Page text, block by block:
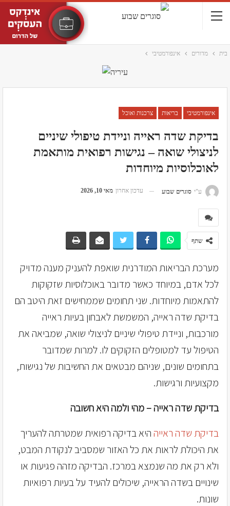
בית מדורים אינפורמטיבי
אינפורמטיבי בריאות צרכנות ואוכל
בדיקת שדה ראייה וניידת טיפולי שיניים
לניצולי שואה – נגישות רפואית מותאמת
לאוכלוסיות מיוחדות
ע"י סוגרים שבוע עדכון אחרון מאי 10, 2026
שתף
מערכת הבריאות המודרנית שואפת להעניק מענה מדויק
לכל אדם, במיוחד כאשר מדובר באוכלוסיות שזקוקות
להתאמות מיוחדות. שני תחומים שממחישים זאת היטב הם
בדיקת שדה ראייה, המשמשת לאבחון בעיות ראייה
מורכבות, וניידת טיפולי שיניים לניצולי שואה, שמביאה את
הטיפול עד למטופלים הזקוקים לו. למרות שמדובר
בתחומים שונים, שניהם מבטאים את החשיבות של נגישות,
מקצועיות ורגישות.
בדיקת שדה ראייה – מהי ולמה היא חשובה
בדיקת שדה ראייההיא בדיקה רפואית שמטרתה להעריך
את היכולת לראות את כל האזור שמסביב לנקודת המבט,
ולא רק את מה שנמצא במרכז. הבדיקה מזהה פגיעות או
שינויים בשדה הראייה, שיכולים להעיד על בעיות רפואיות
שונות.